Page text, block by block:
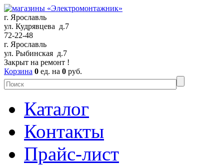
г. Ярославль
ул. Кудрявцева д.7
72-22-48
г. Ярославль
ул. Рыбинская д.7
Закрыт на ремонт !
Корзина 0 ед. на 0 руб.
Каталог
Контакты
Прайс-лист